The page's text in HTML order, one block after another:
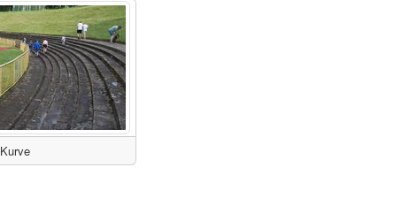
Kurve